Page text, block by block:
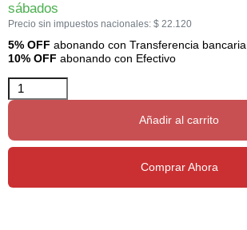
sábados
Precio sin impuestos nacionales: $ 22.120
5% OFF abonando con Transferencia bancaria
10% OFF abonando con Efectivo
Añadir al carrito
Comprar Ahora